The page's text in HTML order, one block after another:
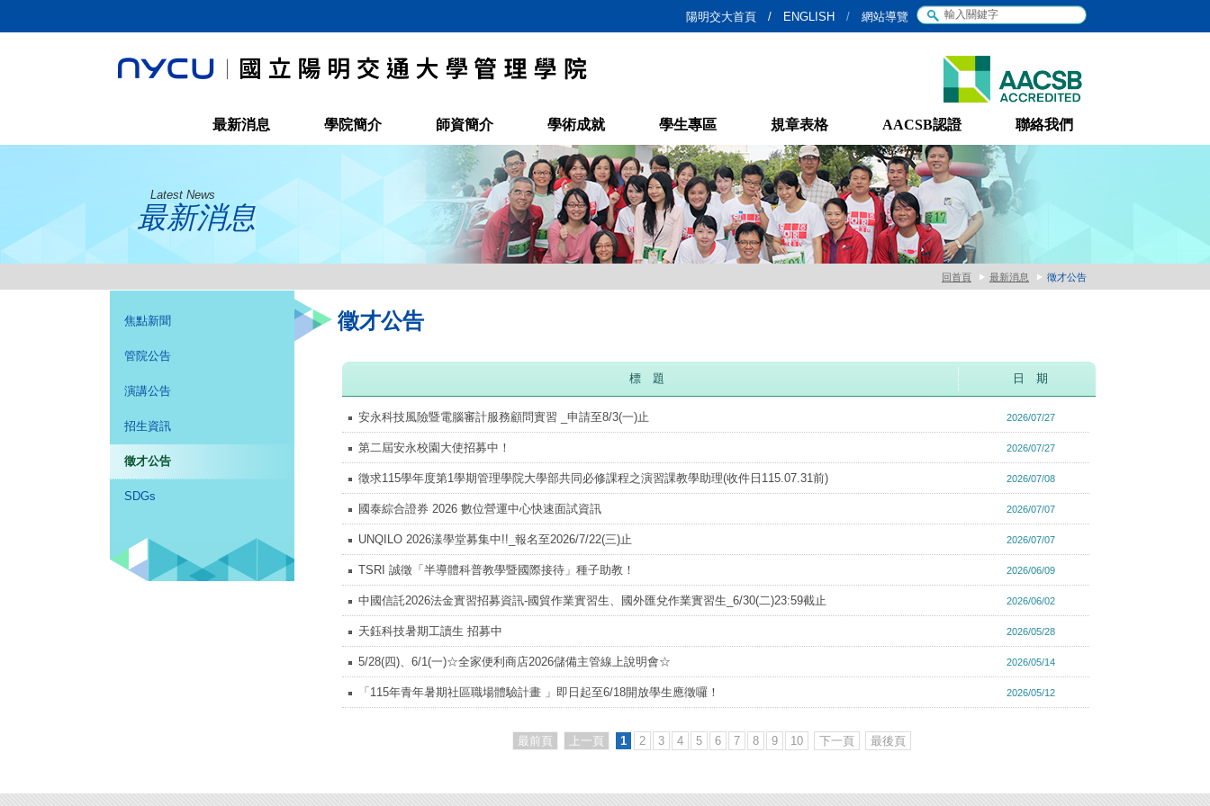
陽明交大首頁 / ENGLISH / 網站導覽
最新消息 學院簡介 師資簡介 學術成就 學生專區 規章表格 AACSB認證 聯絡我們
Latest News
最新消息
回首頁 最新消息 徵才公告
焦點新聞
管院公告
演講公告
招生資訊
徵才公告
SDGs
徵才公告
標 題 日 期
2026/07/27
安永科技風險暨電腦審計服務顧問實習 _申請至8/3(一)止
2026/07/27
第二屆安永校園大使招募中！
2026/07/08
徵求115學年度第1學期管理學院大學部共同必修課程之演習課教學助理(收件日115.07.31前)
2026/07/07
國泰綜合證券 2026 數位營運中心快速面試資訊
2026/07/07
UNQILO 2026漾學堂募集中!!_報名至2026/7/22(三)止
2026/06/09
TSRI 誠徵「半導體科普教學暨國際接待」種子助教！
2026/06/02
中國信託2026法金實習招募資訊-國貿作業實習生、國外匯兌作業實習生_6/30(二)23:59截止
2026/05/28
天鈺科技暑期工讀生 招募中
2026/05/14
5/28(四)、6/1(一)☆全家便利商店2026儲備主管線上說明會☆
2026/05/12
「115年青年暑期社區職場體驗計畫 」即日起至6/18開放學生應徵囉！
最前頁 上一頁 1 2 3 4 5 6 7 8 9 10 下一頁 最後頁